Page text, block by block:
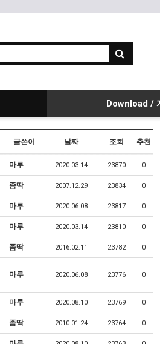
Download /
글쓴이 날짜 조회 추천
마루 2020.03.14 23870 0
좀딱 2007.12.29 23834 0
마루 2020.06.08 23817 0
마루 2020.03.14 23810 0
좀딱 2016.02.11 23782 0
마루 2020.06.08 23776 0
마루 2020.08.10 23769 0
좀딱 2010.01.24 23764 0